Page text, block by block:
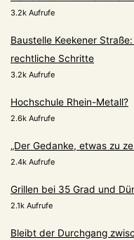
3.2k Aufrufe
Baustelle Keekener
rechtliche Schritte
3.2k Aufrufe
Hochschule Rhein-Metall?
2.6k Aufrufe
„Der Gedanke, etwas zu
2.4k Aufrufe
Grillen bei 35 Grad und
2.1k Aufrufe
Bleibt der Durchgang